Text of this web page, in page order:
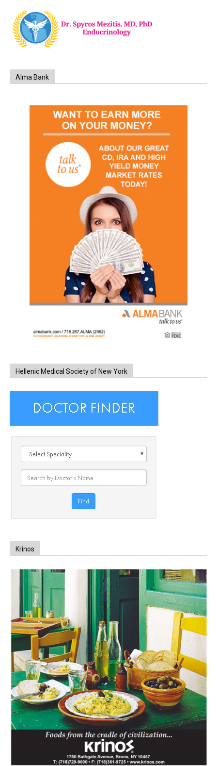
Alma Bank
Hellenic Medical Society of New York
Krinos